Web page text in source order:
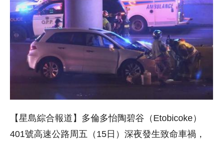
【星島綜合報道】多倫多怡陶碧谷（Etobicoke）
401號高速公路周五（15日）深夜發生致命車禍，